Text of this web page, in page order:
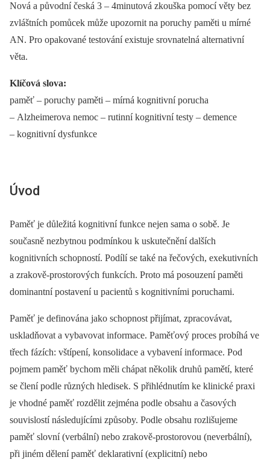
Nová a původní česká 3 –⁠ 4minutová zkouška pomocí věty bez
zvláštních pomůcek může upozornit na poruchy paměti u mírné
AN. Pro opakované testování existuje srovnatelná alternativní
věta.
Klíčová slova:
paměť –⁠ poruchy paměti –⁠ mírná kognitivní porucha
–⁠ Alzheimerova nemoc –⁠ rutinní kognitivní testy –⁠ demence
–⁠ kognitivní dysfunkce
Úvod
Paměť je důležitá kognitivní funkce nejen sama o sobě. Je
současně nezbytnou podmínkou k uskutečnění dalších
kognitivních schopností. Podílí se také na řečových, exekutivních
a zrakově-prostorových funkcích. Proto má posouzení paměti
dominantní postavení u pacientů s kognitivními poruchami.
Paměť je definována jako schopnost přijímat, zpracovávat,
uskladňovat a vybavovat informace. Paměťový proces probíhá ve
třech fázích: vštípení, konsolidace a vybavení informace. Pod
pojmem paměť bychom měli chápat několik druhů pamětí, které
se člení podle různých hledisek. S přihlédnutím ke klinické praxi
je vhodné paměť rozdělit zejména podle obsahu a časových
souvislostí následujícími způsoby. Podle obsahu rozlišujeme
paměť slovní (verbální) nebo zrakově-prostorovou (neverbální),
při jiném dělení paměť deklarativní (explicitní) nebo